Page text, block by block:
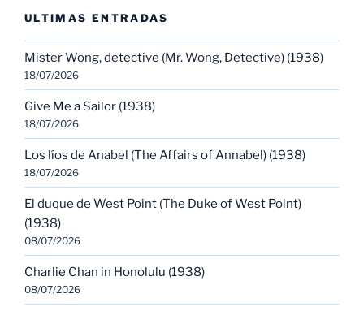
ULTIMAS ENTRADAS
Mister Wong, detective (Mr. Wong, Detective) (1938)
18/07/2026
Give Me a Sailor (1938)
18/07/2026
Los líos de Anabel (The Affairs of Annabel) (1938)
18/07/2026
El duque de West Point (The Duke of West Point)
(1938)
08/07/2026
Charlie Chan in Honolulu (1938)
08/07/2026